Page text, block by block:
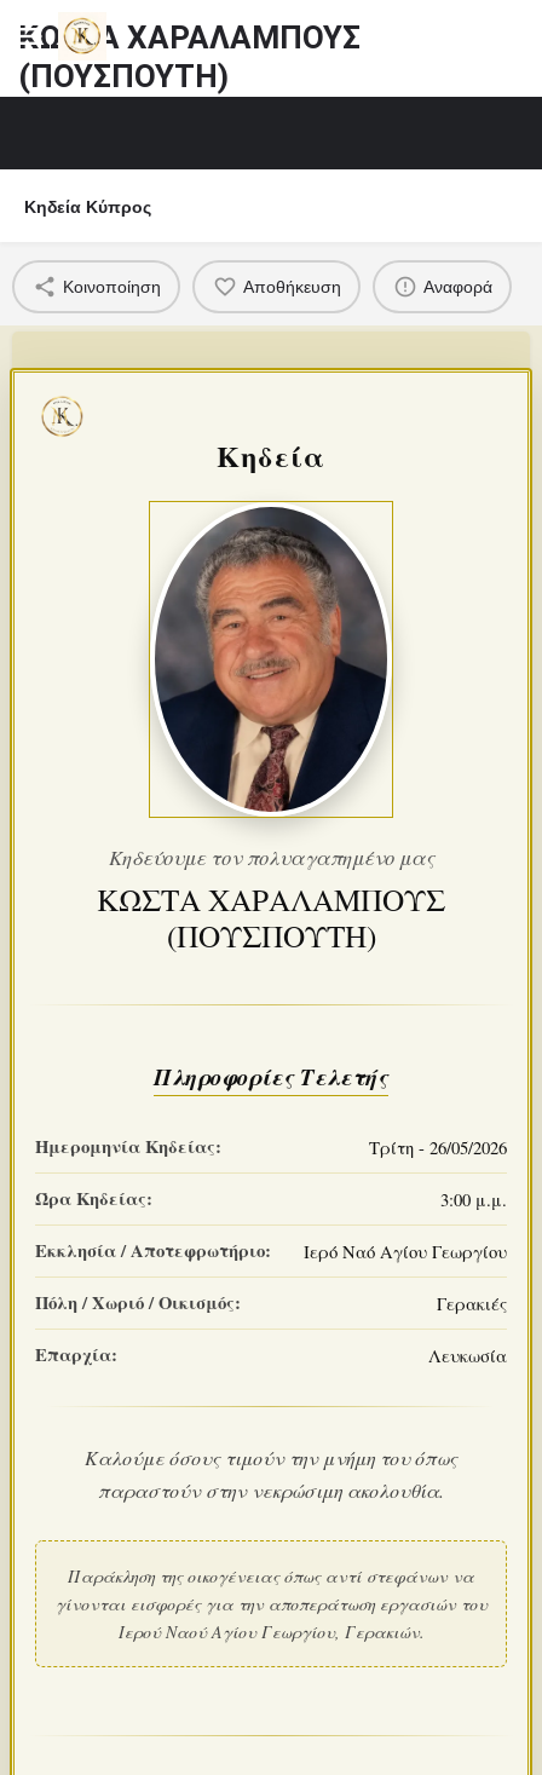
ΚΩΣΤΑ ΧΑΡΑΛΑΜΠΟΥΣ
(ΠΟΥΣΠΟΥΤΗ)
Κηδεία Κύπρος
Κοινοποίηση Αποθήκευση Αναφορά
Κηδεία
Κηδεύουμε τον πολυαγαπημένο μας
ΚΩΣΤΑ ΧΑΡΑΛΑΜΠΟΥΣ
(ΠΟΥΣΠΟΥΤΗ)
Πληροφορίες Τελετής
Ημερομηνία Κηδείας: Τρίτη - 26/05/2026
Ώρα Κηδείας: 3:00 μ.μ.
Εκκλησία / Αποτεφρωτήριο: Ιερό Ναό Αγίου Γεωργίου
Πόλη / Χωριό / Οικισμός: Γερακιές
Επαρχία: Λευκωσία
Καλούμε όσους τιμούν την μνήμη του όπως
παραστούν στην νεκρώσιμη ακολουθία.
Παράκληση της οικογένειας όπως αντί στεφάνων να
γίνονται εισφορές για την αποπεράτωση εργασιών του
Ιερού Ναού Αγίου Γεωργίου, Γερακιών.